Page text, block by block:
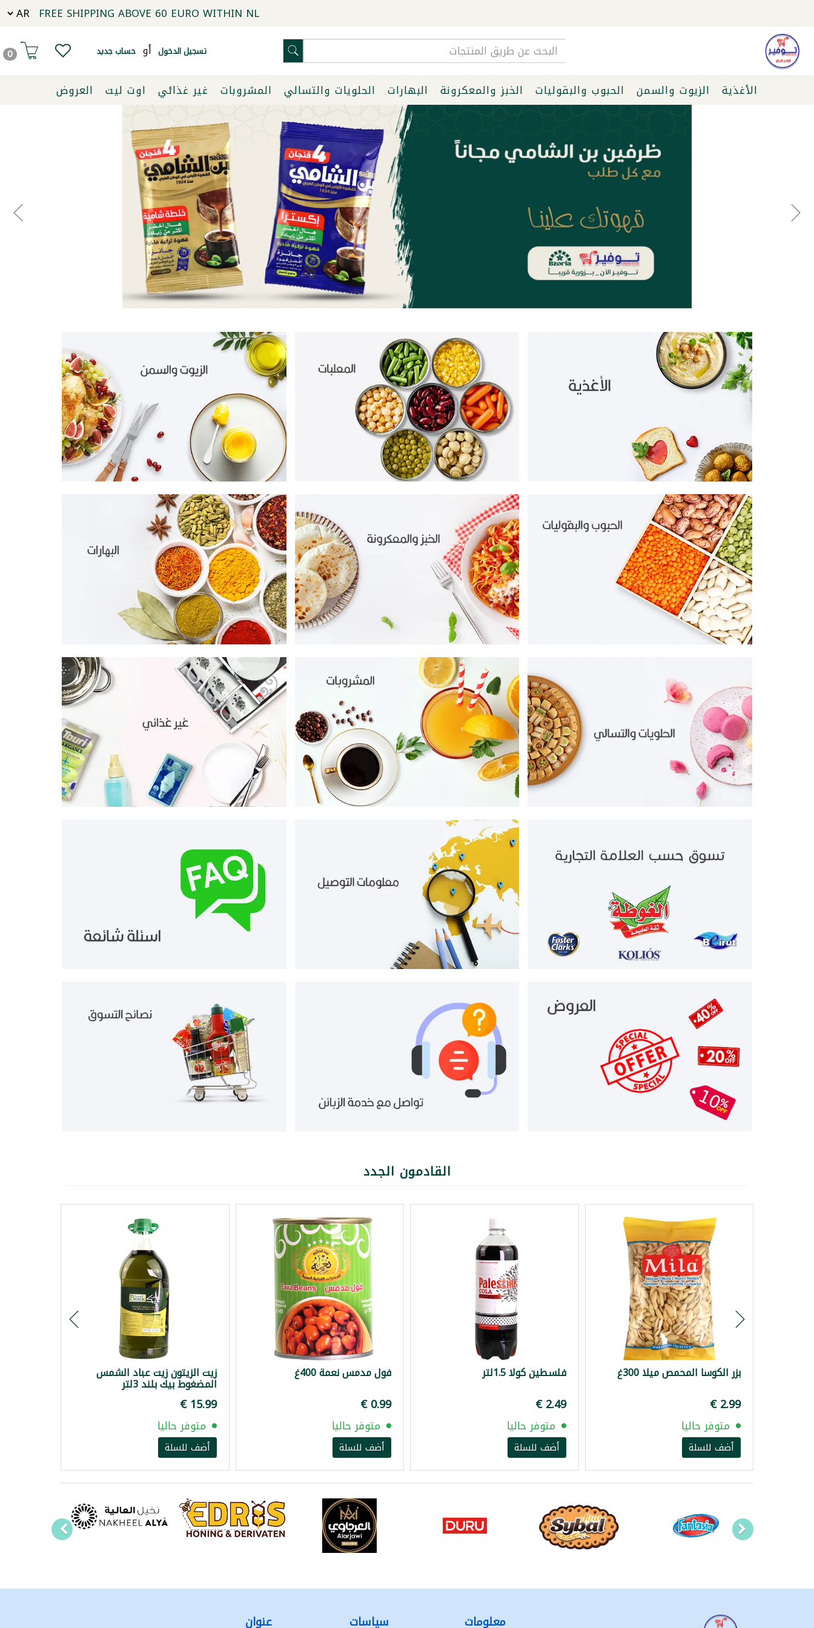
FREE SHIPPING ABOVE 60 EURO WITHIN NL
تسجيل الدخول أو حساب جديد 0
الأغذية الزيوت والسمن الحبوب والبقوليات الخبز والمعكرونة البهارات الحلويات والتسالي المشروبات غير غذائي اوت ليت العروض
القادمون الجدد
بزر الكوسا المحمص ميلا 300غ
متوفر حاليا
أضف للسلة
فلسطين كولا 1.5لتر
‏2.49 €
متوفر حاليا
أضف للسلة
فول مدمس نعمة 400غ
متوفر حاليا
أضف للسلة
زيت الزيتون زيت عباد الشمس
المضغوط بيك بلند 3لتر
‏15.99 €
متوفر حاليا
أضف للسلة
معلومات سياسات عنوان